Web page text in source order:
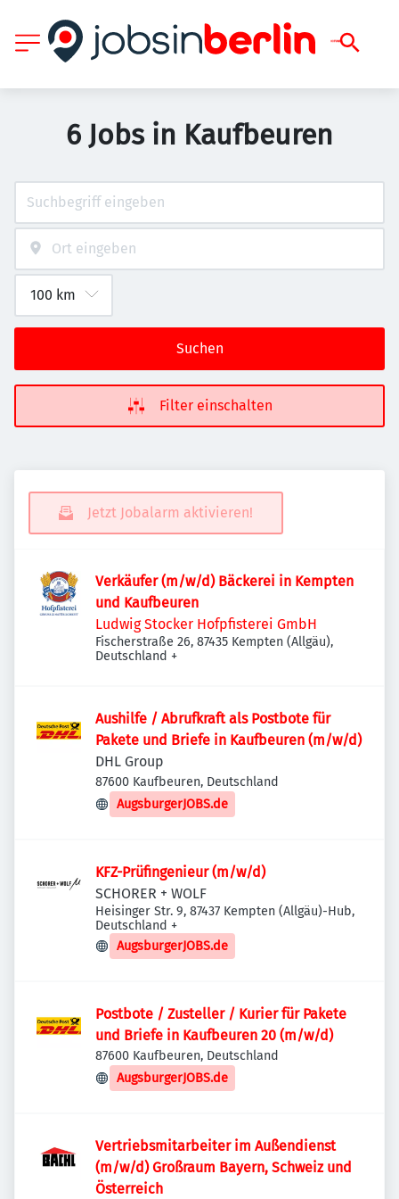
6 Jobs in Kaufbeuren
Suchen
Filter einschalten
Jetzt Jobalarm aktivieren!
Verkäufer (m/w/d) Bäckerei in Kempten
und Kaufbeuren
Ludwig Stocker Hofpfisterei GmbH
Fischerstraße 26, 87435 Kempten (Allgäu),
Deutschland +
Aushilfe / Abrufkraft als Postbote für
Pakete und Briefe in Kaufbeuren (m/w/d)
DHL Group
87600 Kaufbeuren, Deutschland
AugsburgerJOBS.de
KFZ-Prüfingenieur (m/w/d)
SCHORER + WOLF
Heisinger Str. 9, 87437 Kempten (Allgäu)-Hub,
Deutschland +
AugsburgerJOBS.de
Postbote / Zusteller / Kurier für Pakete
und Briefe in Kaufbeuren 20 (m/w/d)
87600 Kaufbeuren, Deutschland
AugsburgerJOBS.de
Vertriebsmitarbeiter im Außendienst
(m/w/d) Großraum Bayern, Schweiz und
Österreich